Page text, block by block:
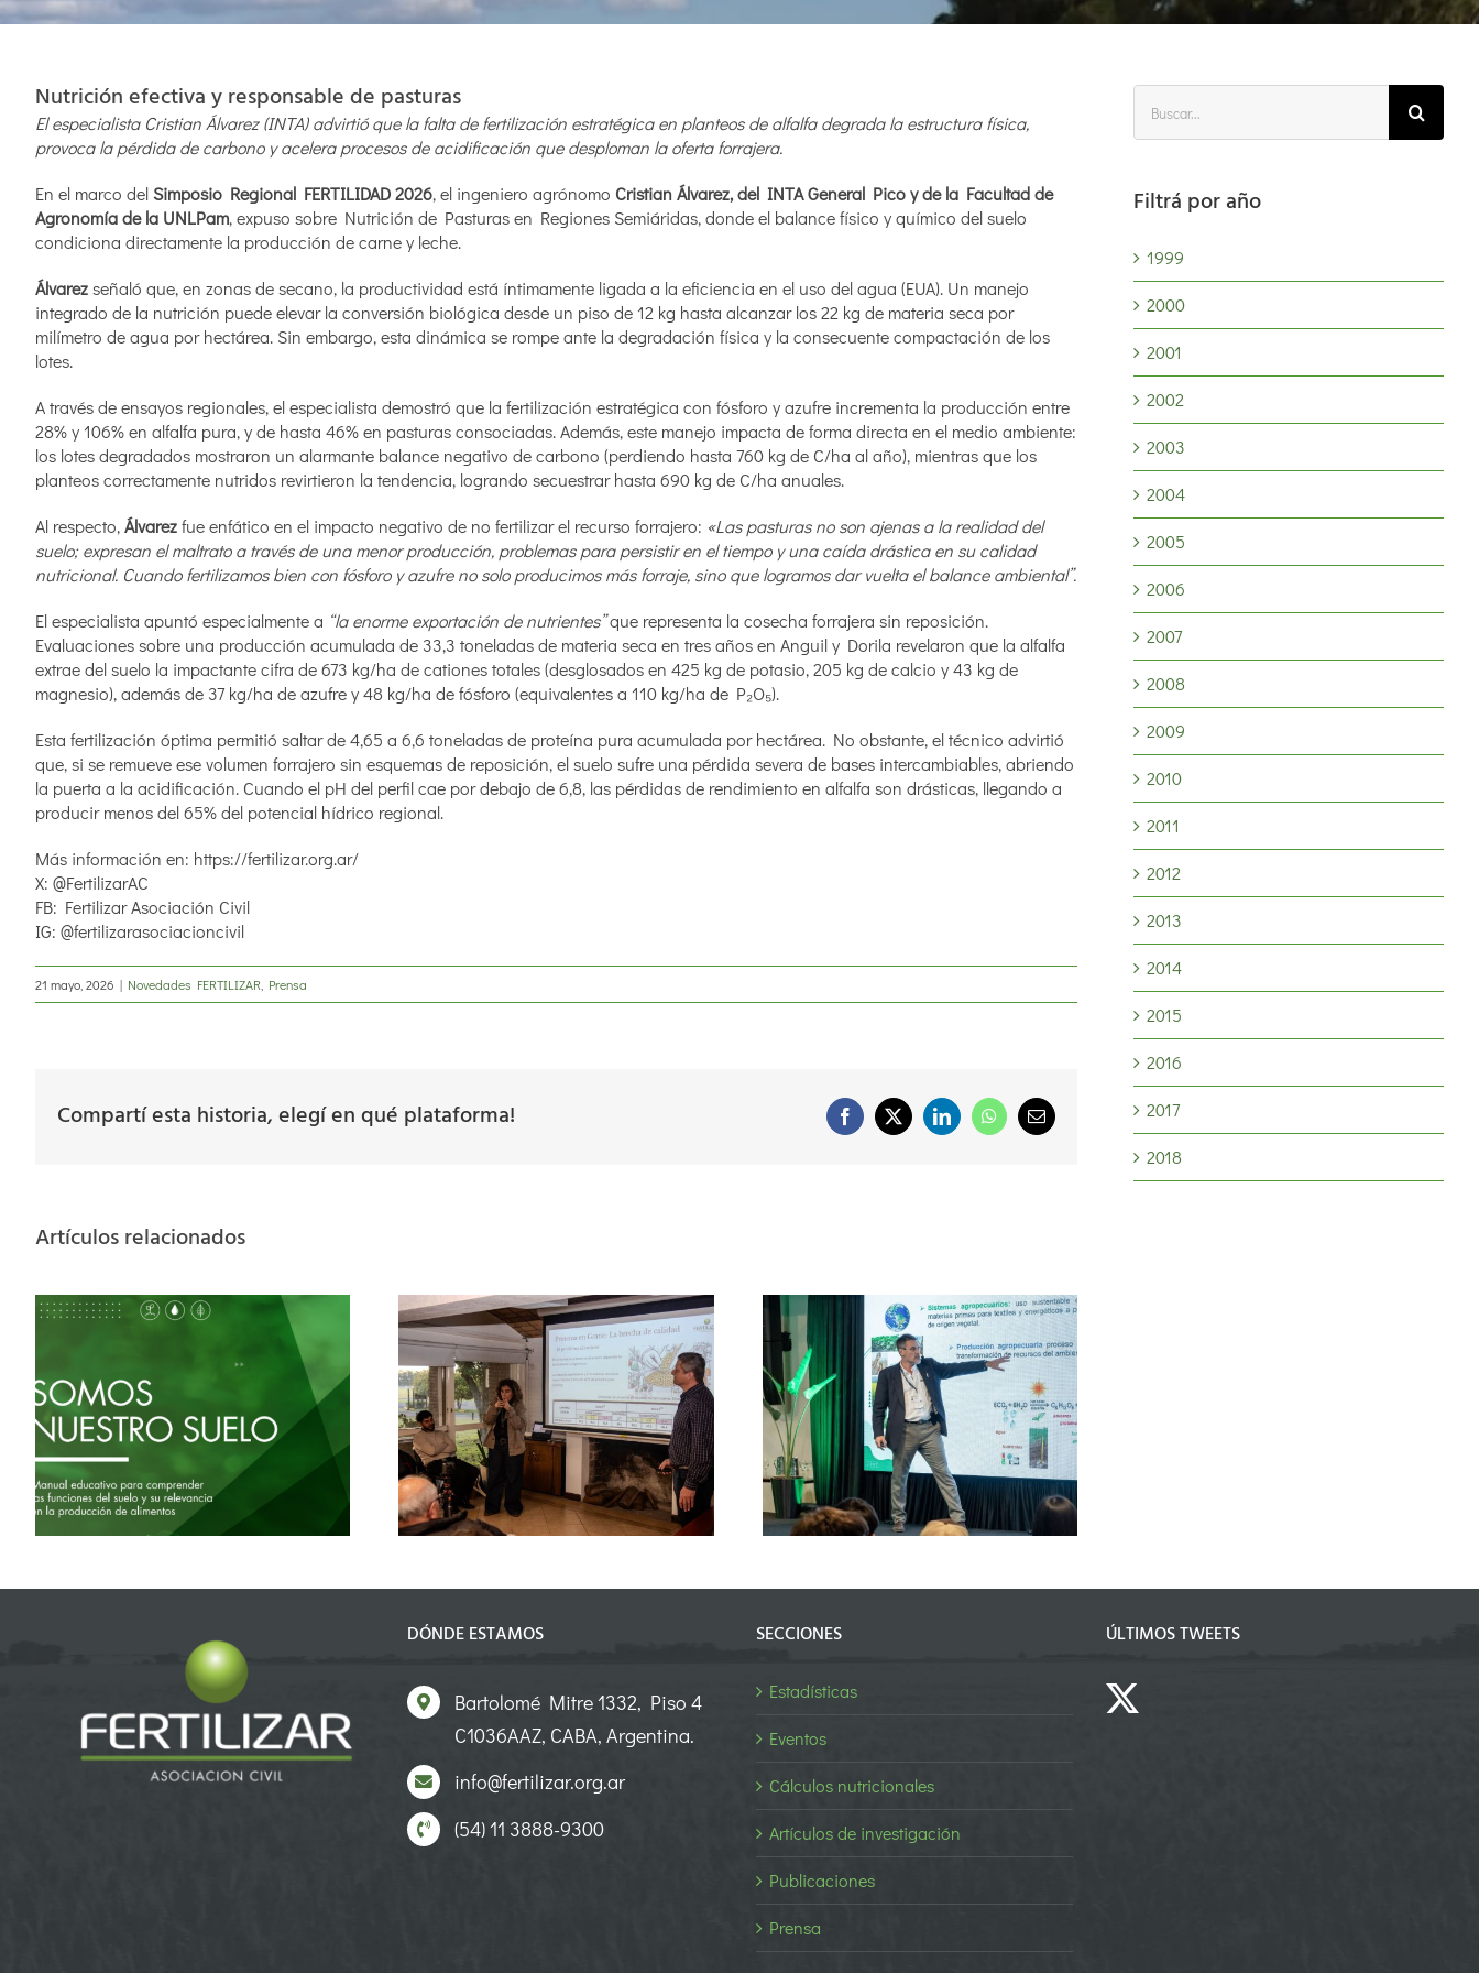
Nutrición efectiva y responsable de pasturas
El especialista Cristian Álvarez (INTA) advirtió que la falta de fertilización estratégica en planteos de alfalfa degrada la estructura física,
provoca la pérdida de carbono y acelera procesos de acidificación que desploman la oferta forrajera.
En el marco delSimposio Regional FERTILIDAD 2026, el ingeniero agrónomo Cristian Álvarez, del INTA General Pico y de la Facultad de
Agronomía de la UNLPam, expuso sobre Nutrición de Pasturas en Regiones Semiáridas, donde el balance físico y químico del suelo
condiciona directamente la producción de carne y leche.
Álvarezseñaló que, en zonas de secano, la productividad está íntimamente ligada a la eficiencia en el uso del agua (EUA). Un manejo
integrado de la nutrición puede elevar la conversión biológica desde un piso de 12 kg hasta alcanzar los 22 kg de materia seca por
milímetro de agua por hectárea. Sin embargo, esta dinámica se rompe ante la degradación física y la consecuente compactación de los
lotes.
A través de ensayos regionales, el especialista demostró que la fertilización estratégica con fósforo y azufre incrementa la producción entre
28% y 106% en alfalfa pura, y de hasta 46% en pasturas consociadas. Además, este manejo impacta de forma directa en el medio ambiente:
los lotes degradados mostraron un alarmante balance negativo de carbono (perdiendo hasta 760 kg de C/ha al año), mientras que los
planteos correctamente nutridos revirtieron la tendencia, logrando secuestrar hasta 690 kg de C/ha anuales.
Al respecto,Álvarezfue enfático en el impacto negativo de no fertilizar el recurso forrajero: «Las pasturas no son ajenas a la realidad del
suelo; expresan el maltrato a través de una menor producción, problemas para persistir en el tiempo y una caída drástica en su calidad
nutricional. Cuando fertilizamos bien con fósforo y azufre no solo producimos más forraje, sino que logramos dar vuelta el balance ambiental”.
El especialista apuntó especialmente a “la enorme exportación de nutrientes”que representa la cosecha forrajera sin reposición.
Evaluaciones sobre una producción acumulada de 33,3 toneladas de materia seca en tres años en Anguil y Dorila revelaron que la alfalfa
extrae del suelo la impactante cifra de 673 kg/ha de cationes totales (desglosados en 425 kg de potasio, 205 kg de calcio y 43 kg de
magnesio), además de 37 kg/ha de azufre y 48 kg/ha de fósforo (equivalentes a 110 kg/ha de P₂O₅).
Esta fertilización óptima permitió saltar de 4,65 a 6,6 toneladas de proteína pura acumulada por hectárea. No obstante, el técnico advirtió
que, si se remueve ese volumen forrajero sin esquemas de reposición, el suelo sufre una pérdida severa de bases intercambiables, abriendo
la puerta a la acidificación. Cuando el pH del perfil cae por debajo de 6,8, las pérdidas de rendimiento en alfalfa son drásticas, llegando a
producir menos del 65% del potencial hídrico regional.
Más información en: https://fertilizar.org.ar/
X: @FertilizarAC
FB: Fertilizar Asociación Civil
IG: @fertilizarasociacioncivil
21 mayo, 2026 | Novedades FERTILIZAR Prensa
Compartí esta historia, elegí en qué plataforma! Facebook
X LinkedInWhatsAppCorreo
Artículos relacionados
Nutrición de la soja:
especialistas analizaron
cómo mejorar el
rendimiento y la calidad
del cultivo
“No hay que hacer
producir solo el cultivo,
hay que hacer producir el
agua”
FERTILIZAR AC participará
en el Congreso Aapresid
2026 con foco en la salud
del suelo y los fertilizantes
especiales
Filtrá por año
1999
2000
2001
2002
2003
2004
2005
2006
2007
2008
2009
2010
2011
2012
2013
2014
2015
2016
2017
2018
DÓNDE ESTAMOS
Bartolomé Mitre 1332, Piso 4
C1036AAZ, CABA, Argentina.
info@fertilizar.org.ar
(54) 11 3888-9300
SECCIONES
Estadísticas
Eventos
Cálculos nutricionales
Artículos de investigación
Publicaciones
Prensa
ÚLTIMOS TWEETS